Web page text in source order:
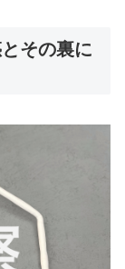
その裏に